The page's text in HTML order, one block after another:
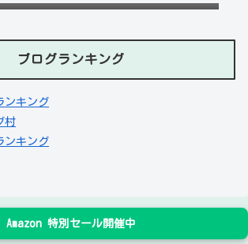
ブログランキング
ンキング
村
ンキング
Amazon 特別セール開催中